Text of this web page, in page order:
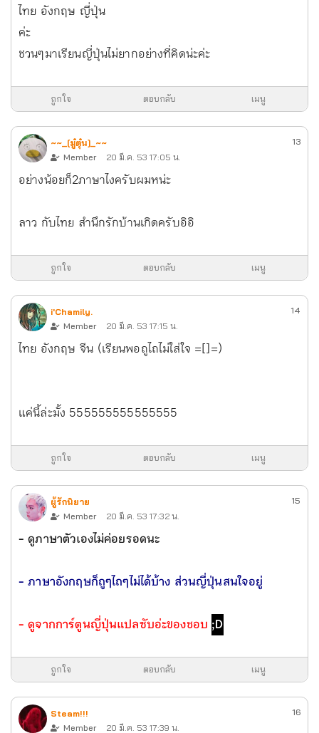
ไทย อังกฤษ ญี่ปุ่น
ค่ะ
ชวนๆมาเรียนญี่ปุ่นไม่ยากอย่างที่คิดน่ะค่ะ
ถูกใจ ตอบกลับ เมนู
~~_[มู๋ตุ๋น]_~~
Member
20 มี.ค. 53 17:05 น.
13
อย่างน้อยก็2ภาษาไงครับผมหน่ะ
ลาว กับไทย สำนึกรักบ้านเกิดครับอิอิ
ถูกใจ ตอบกลับ เมนู
i'Chamily.
Member
20 มี.ค. 53 17:15 น.
14
ไทย อังกฤษ จีน (เรียนพอถูไถไม่ใส่ใจ =[]=)
แค่นี้ล่ะมั้ง 555555555555555
ถูกใจ ตอบกลับ เมนู
ผู้รักนิยาย
Member
20 มี.ค. 53 17:32 น.
15
- ดูภาษาตัวเองไม่ค่อยรอดนะ
- ภาษาอังกฤษก็ถูๆไถๆไม่ได้บ้าง ส่วนญี่ปุ่นสนใจอยู่
- ดูจากการ์ตูนญี่ปุ่นแปลซับอ่ะของชอบ ;D
ถูกใจ ตอบกลับ เมนู
Steam!!!
Member
20 มี.ค. 53 17:39 น.
16